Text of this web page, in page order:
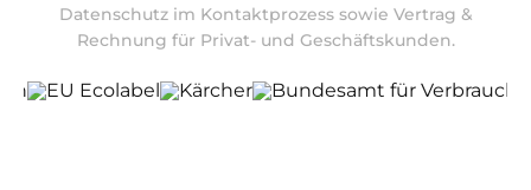
Datenschutz im Kontaktprozess sowie Vertrag &
Rechnung für Privat- und Geschäftskunden.